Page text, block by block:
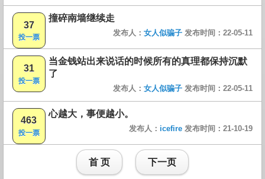
37
投一票
撞碎南墙继续走
发布人： 女人似骗子 发布时间：22-05-11
31
投一票
当金钱站出来说话的时候所有的真理都保持沉默
了
发布人： 女人似骗子 发布时间：22-05-11
463
投一票
心越大，事便越小。
发布人： icefire 发布时间：21-10-19
首 页 下一页